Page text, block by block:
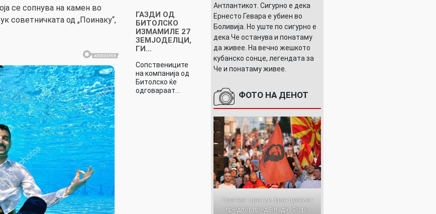
се сопнува на камен во
советничката од „Поинаку“,
ГАЗДИ ОД
БИТОЛСКО
ИЗМАМИЛЕ 27
ЗЕМЈОДЕЛЦИ,
ГИ…
Сопствениците
на компанија од
Битолско ќе
одговараат…
Антлантикот. Сигурно е дека
Ернесто Гевара е убиен во
Боливија. Но уште по сигурно е
дека Че останува и понатаму
да живее. На вечно жешкото
кубанско сонце, легендата за
Че и понатаму живее.
ФОТО НА ДЕНОТ
Протест против францускиот
предлог пред Влада. Фото: